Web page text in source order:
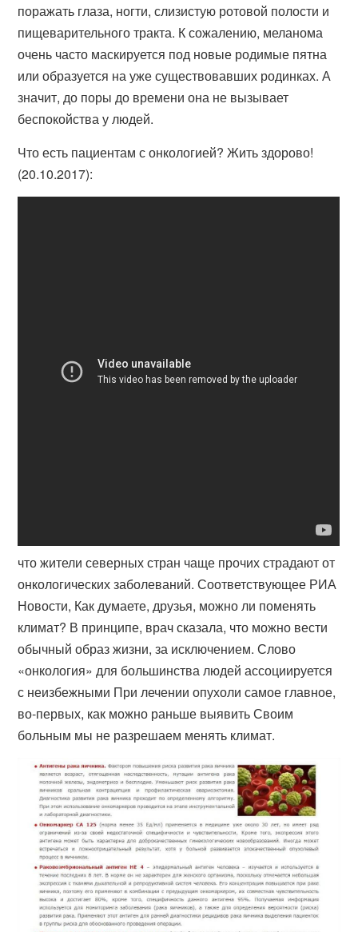
поражать глаза, ногти, слизистую ротовой полости и
пищеварительного тракта. К сожалению, меланома
очень часто маскируется под новые родимые пятна
или образуется на уже существовавших родинках. А
значит, до поры до времени она не вызывает
беспокойства у людей.
Что есть пациентам с онкологией? Жить здорово!
(20.10.2017):
что жители северных стран чаще прочих страдают от
онкологических заболеваний. Соответствующее РИА
Новости, Как думаете, друзья, можно ли поменять
климат? В принципе, врач сказала, что можно вести
обычный образ жизни, за исключением. Слово
«онкология» для большинства людей ассоциируется
с неизбежными При лечении опухоли самое главное,
во-первых, как можно раньше выявить Своим
больным мы не разрешаем менять климат.